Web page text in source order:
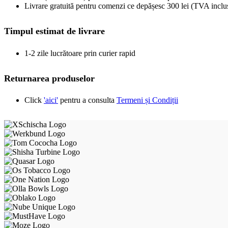
Livrare gratuită pentru comenzi ce depășesc 300 lei (TVA
Timpul estimat de livrare
1-2 zile lucrătoare prin curier rapid
Returnarea produselor
Click 'aici' pentru a consulta Termeni și Condiții